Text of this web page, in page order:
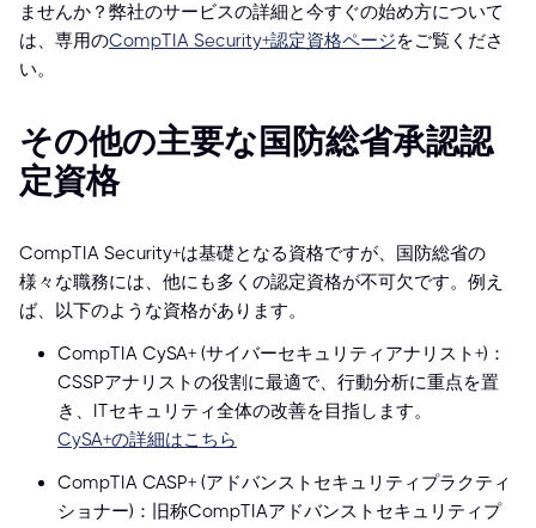
ませんか？弊社のサービスの詳細と今すぐの始め方について
は、専用のCompTIA Security+認定資格ページをご覧くださ
い。
その他の主要な国防総省承認認
定資格
CompTIA Security+は基礎となる資格ですが、国防総省の
様々な職務には、他にも多くの認定資格が不可欠です。例え
ば、以下のような資格があります。
CompTIA CySA+ (サイバーセキュリティアナリスト+)：
CSSPアナリストの役割に最適で、行動分析に重点を置
き、ITセキュリティ全体の改善を目指します。
CySA+の詳細はこちら
CompTIA CASP+ (アドバンストセキュリティプラクティ
ショナー)：旧称CompTIAアドバンストセキュリティプ